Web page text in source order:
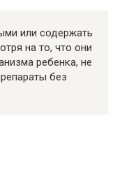
или содержать
на то, что они
ребенка, не
без